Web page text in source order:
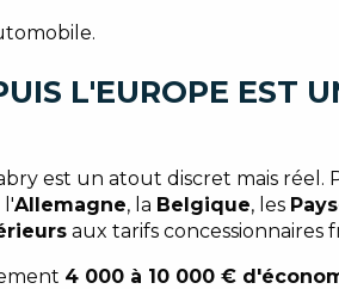
L'EUROPE EST
est un atout discret mais réel.
l'Allemagne, la Belgique, les
aux tarifs concessionnaires
4 000 à 10 000 €